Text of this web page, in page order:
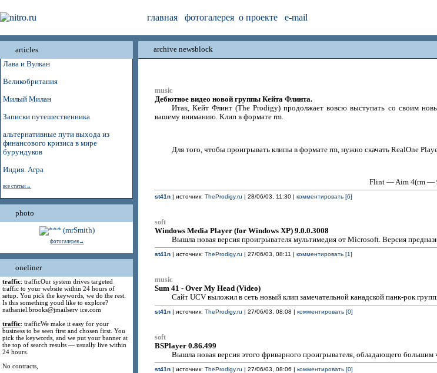
главная фотогалерея о проекте e-mail
articles
Лава и Вулкан
Великобритания
Милый Милан
Записки путешественника
альтернативные пути выхода из
финансового кризиса в мире
бурундуков
Индия. Агра
все статьи→
photo
фотогалерея→
oneliner
traffic: trafficOur system drives targeted
traffic to your website within 24 hours of
setup. You pick the keywords, we do the rest.
Is this something youd like to explore?
nathaniel.brooks@jmailserv ice.com
traffic: trafficWe make it easy for your
business to be seen first and chosen first. You
pick the keywords, and we put your banner at
the top of search results — usually live within
24 hours.
No contracts,
archive newsblock
music
Дебютное видео новой группы Кейта Флинта.
Итак, Кейт Флинт (The Prodigy) продолжает вовсю выступать со своим
вашему вниманию. Клип в формате rm.
Для того, чтобы проигрывать клипы в формате rm, нужно скачать RealOne
Flint — Aim 4(rm —
st41n| источник: TheProdigy.ru | 28/06/03, 11:30 | комментировать [6]
soft
Windows Media Player (for Windows XP) 9.0.0.3008
Вышла новая версия проигрывателя мультимедия от Microsoft. Версия
st41n| источник: TheProdigy.ru | 27/06/03, 08:11 | комментировать [1]
music
Sum 41 - Over My Head (Video)
Сайт UCV выложил в сеть новый клип замечательной канадской панк-рок
st41n| источник: TheProdigy.ru | 27/06/03, 08:08 | комментировать [0]
soft
BSPlayer 0.86.499
Вышла новая версия этого фриварного проигрывателя, обладающего
st41n| источник: TheProdigy.ru | 27/06/03, 08:06 | комментировать [0]